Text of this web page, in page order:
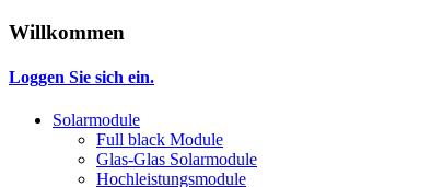
Willkommen
Loggen Sie sich ein.
Solarmodule
Full black Module
Glas-Glas Solarmodule
Hochleistungsmodule